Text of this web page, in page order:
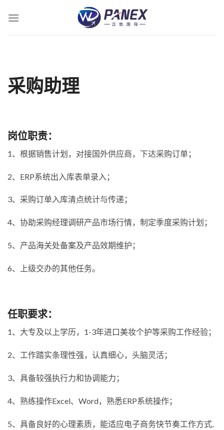
采购助理
岗位职责：
1、根据销售计划，对接国外供应商，下达采购订单；
2、ERP系统出入库表单录入；
3、采购订单入库清点统计与传递；
4、协助采购经理调研产品市场行情，制定季度采购计划；
5、产品海关处备案及产品效期维护；
6、上级交办的其他任务。
任职要求：
1、大专及以上学历，1-3年进口美妆个护等采购工作经验；
2、工作踏实条理性强，认真细心，头脑灵活；
3、具备较强执行力和协调能力；
4、熟练操作Excel、Word，熟悉ERP系统操作；
5、具备良好的心理素质，能适应电子商务快节奏工作方式,